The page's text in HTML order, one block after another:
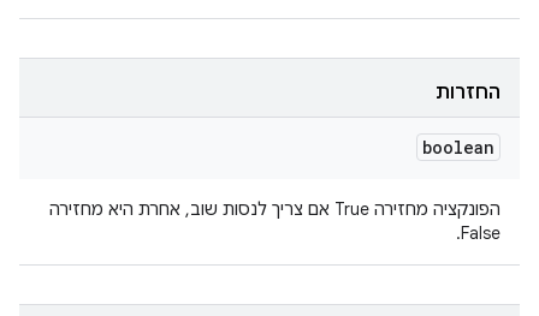
החזרות
boolean
הפונקציה מחזירה True אם צריך לנסות שוב, אחרת היא מחזירה
False.